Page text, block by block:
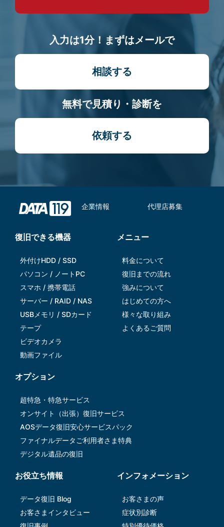
入力は1分！まずはメールで
相談する
無料で見積り・診断を
依頼する
企業情報 代理店募集
復旧できる機器
外付けHDD / SSD
パソコン / ノートPC
スマホ / 携帯電話
サーバー / RAID / NAS
USBメモリ / SDカード
テープ
ビデオカメラ
動画ファイル
メニュー
料金について
復旧までの流れ
強みについて
はじめての方へ
様々な取り組み
よくあるご質問
オプション
超特急・特急サービス
オンサイト（出張）復旧サービス
AOSデータ復旧安⼼サービスパック
ファイナルデータご利⽤者さま特典
デジタル遺品の復旧
お役立ち情報
データ復旧 Blog
お客さまインタビュー
インフォメーション
お客さまの声
症状別診断